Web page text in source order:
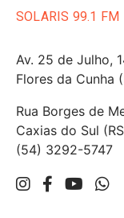
SOLARIS 99.1 FM
Av. 25 de Julho,
Flores da Cunha
Rua Borges de
Caxias do Sul
(54) 3292-5747